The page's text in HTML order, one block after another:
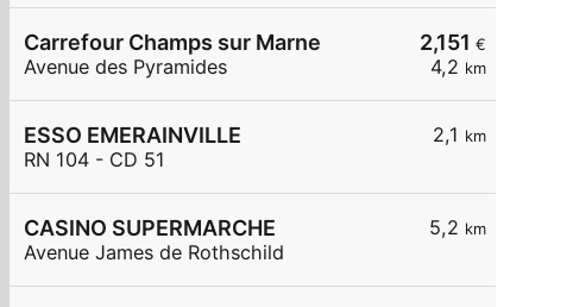
2,151 €
4,2 km
Carrefour Champs sur Marne
Avenue des Pyramides
2,1 km
ESSO EMERAINVILLE
RN 104 - CD 51
5,2 km
CASINO SUPERMARCHE
Avenue James de Rothschild